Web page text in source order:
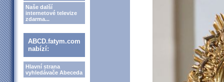
Naše další
internetové televize
zdarma...
ABCD.fatym.com
nabízí:
Hlavní strana
vyhledávače Abeceda